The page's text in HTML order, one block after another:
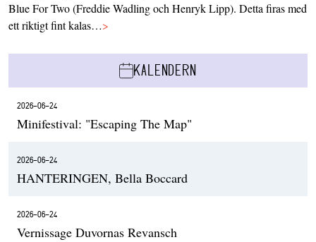
Blue For Two (Freddie Wadling och Henryk Lipp). Detta firas med
ett riktigt fint kalas…>
KALENDERN
2026-06-24
Minifestival: "Escaping The Map"
2026-06-24
HANTERINGEN, Bella Boccard
2026-06-24
Vernissage Duvornas Revansch